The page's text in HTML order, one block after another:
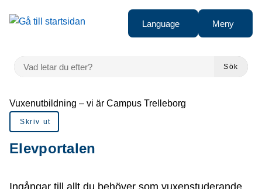
Gå till innehåll
till sidomeny
Language Meny
VAD LETAR DU EFTER?
Sök
Du är här:
Vuxenutbildning – vi är Campus Trelleborg
Skriv ut
Elevportalen
Ingångar till allt du behöver som vuxenstuderande